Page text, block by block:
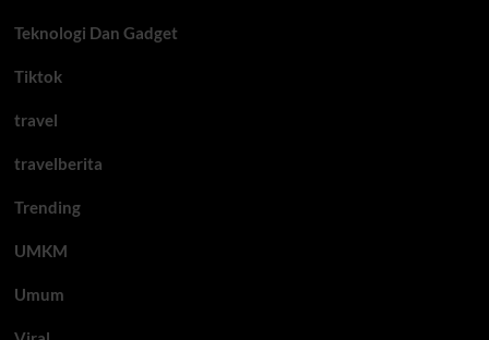
Teknologi Dan Gadget
Tiktok
travel
travelberita
Trending
UMKM
Umum